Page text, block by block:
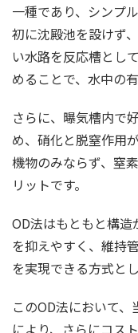
一種であり、シンプ
初に沈殿池を設けず
い水路を反応槽とし
めることで、水中の
さらに、曝気槽内で
め、硝化と脱窒作用
機物のみならず、窒
リットです。
OD法はもともと構
を抑えやすく、維持
を実現できる方式と
このOD法において